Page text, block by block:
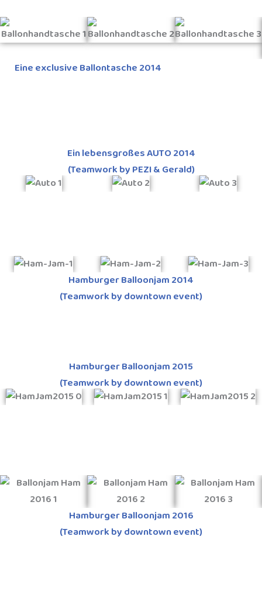
Eine exclusive Ballontasche 2014
Ein lebensgroßes AUTO 2014
(Teamwork by PEZI & Gerald)
Hamburger Balloonjam 2014
(Teamwork by downtown event)
Hamburger Balloonjam 2015
(Teamwork by downtown event)
Hamburger Balloonjam 2016
(Teamwork by downtown event)